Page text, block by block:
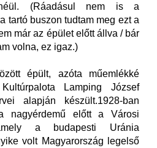
(Ráadásul nem is a
tartó buszon tudtam meg ezt a
már az épület előtt állva / bár
volna, ez igaz.)
épült, azóta műemlékké
Lamping József
alapján készült.1928-ban
nagyérdemű előtt a Városi
a budapesti Uránia
volt Magyarország legelső